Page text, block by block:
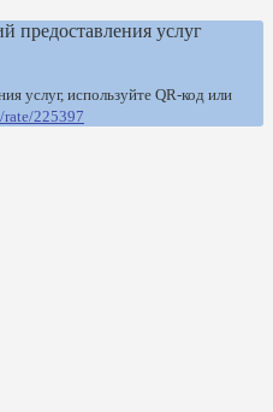
предоставления услуг
услуг, используйте QR-код или
rate/225397